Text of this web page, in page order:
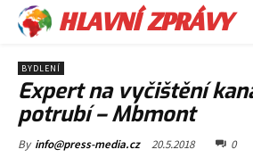
HLAVNÍ ZPRÁVY
BYDLENÍ
Expert na vyčištění
potrubí – Mbmont
By info@press-media.cz 20.5.2018 0